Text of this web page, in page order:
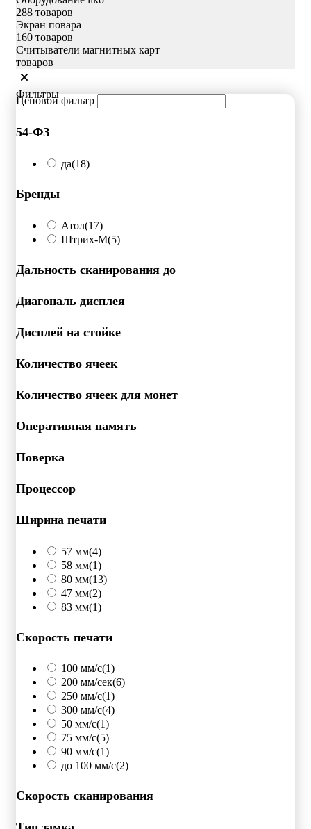
288 товаров
Экран повара
160 товаров
Считыватели магнитных карт
товаров
Фильтры
Ценовой фильтр
54-ФЗ
да(18)
Бренды
Атол(17)
Штрих-М(5)
Дальность сканирования до
Диагональ дисплея
Дисплей на стойке
Количество ячеек
Количество ячеек для монет
Оперативная память
Поверка
Процессор
Ширина печати
57 мм(4)
58 мм(1)
80 мм(13)
47 мм(2)
83 мм(1)
Скорость печати
100 мм/с(1)
200 мм/сек(6)
250 мм/c(1)
300 мм/с(4)
50 мм/с(1)
75 мм/с(5)
90 мм/с(1)
до 100 мм/с(2)
Скорость сканирования